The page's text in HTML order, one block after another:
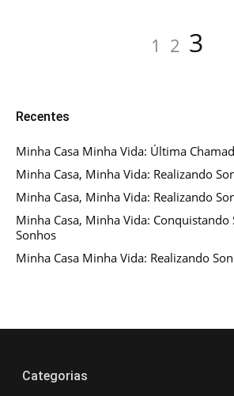
Page
1 Page
2 Page
3
Recentes
Minha Casa Minha Vida: Última
Minha Casa, Minha Vida: Realizando
Minha Casa, Minha Vida: Realizando
Minha Casa, Minha Vida: Conquistando
Sonhos
Minha Casa Minha Vida: Realizando
Categorias